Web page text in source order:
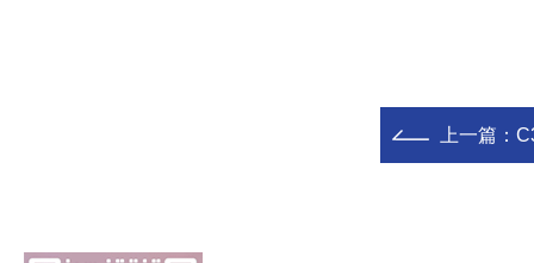
上一篇：